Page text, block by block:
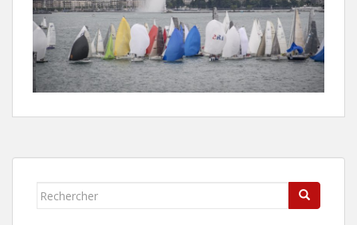
Rechercher...